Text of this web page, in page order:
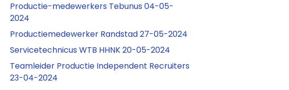
Productie-medewerkers Tebunus 04-05-
2024
Productiemedewerker Randstad 27-05-2024
Servicetechnicus WTB HHNK 20-05-2024
Teamleider Productie Independent Recruiters
23-04-2024